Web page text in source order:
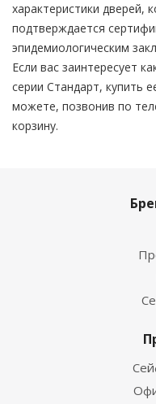
характеристики дверей,
подтверждается
эпидемиологическим
Если вас заинтересует
серии Стандарт, купить
можете, позвонив по
корзину.